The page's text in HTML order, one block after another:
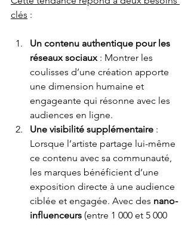
clés :
Un contenu authentique pour les
réseaux sociaux : Montrer les
coulisses d’une création apporte
une dimension humaine et
engageante qui résonne avec les
audiences en ligne.
Une visibilité supplémentaire :
Lorsque l’artiste partage lui-même
ce contenu avec sa communauté,
les marques bénéficient d’une
exposition directe à une audience
ciblée et engagée. Avec des nano-
influenceurs (entre 1 000 et 5 000